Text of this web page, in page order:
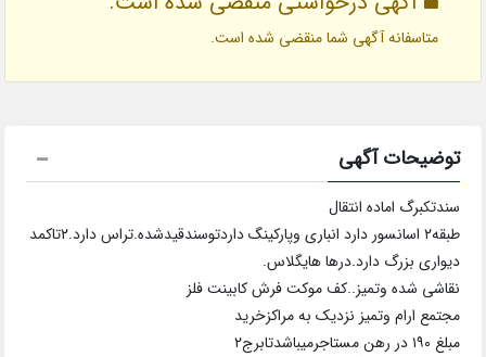
متاسفانه آگهی شما منقضی شده است.
توضیحات آگهی
سندتکبرگ اماده انتقال
طبقه۲ اسانسور دارد انباری وپارکینگ داردتوسندقیدشده.تراس دارد.۲تاکمد
دیواری بزرگ دارد.درها هایگلاس.
نقاشی شده وتمیز..کف موکت فرش کابینت فلز
مجتمع ارام وتمیز نزدیک به مراکزخرید
مبلغ ۱۹۰ در رهن مستاجرمیباشدتابرج۲